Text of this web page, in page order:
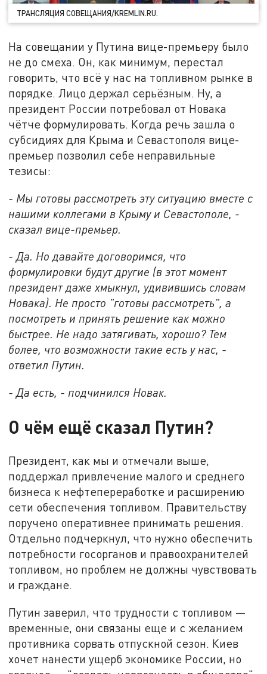
ТРАНСЛЯЦИЯ СОВЕЩАНИЯ/KREMLIN.RU.
На совещании у Путина вице-премьеру было
не до смеха. Он, как минимум, перестал
говорить, что всё у нас на топливном рынке в
порядке. Лицо держал серьёзным. Ну, а
президент России потребовал от Новака
чётче формулировать. Когда речь зашла о
субсидиях для Крыма и Севастополя вице-
премьер позволил себе неправильные
тезисы:
- Мы готовы рассмотреть эту ситуацию вместе с
нашими коллегами в Крыму и Севастополе, -
сказал вице-премьер.
- Да. Но давайте договоримся, что
формулировки будут другие (в этот момент
президент даже хмыкнул, удивившись словам
Новака). Не просто "готовы рассмотреть", а
посмотреть и принять решение как можно
быстрее. Не надо затягивать, хорошо? Тем
более, что возможности такие есть у нас, -
ответил Путин.
- Да есть, - подчинился Новак.
О чём ещё сказал Путин?
Президент, как мы и отмечали выше,
поддержал привлечение малого и среднего
бизнеса к нефтепереработке и расширению
сети обеспечения топливом. Правительству
поручено оперативнее принимать решения.
Отдельно подчеркнул, что нужно обеспечить
потребности госорганов и правоохранителей
топливом, но проблем не должны чувствовать
и граждане.
Путин заверил, что трудности с топливом —
временные, они связаны еще и с желанием
противника сорвать отпускной сезон. Киев
хочет нанести ущерб экономике России, но